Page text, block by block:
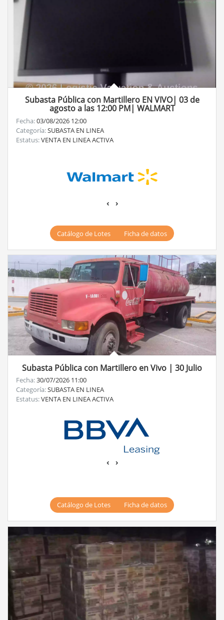
Subasta Pública con Martillero EN VIVO| 03 de
agosto a las 12:00 PM| WALMART
Fecha:03/08/2026 12:00
Categoría:SUBASTA EN LINEA
Estatus:VENTA EN LINEA ACTIVA
‹ ›
Catálogo de Lotes Ficha de datos
Subasta Pública con Martillero en Vivo | 30 Julio
Fecha:30/07/2026 11:00
Categoría:SUBASTA EN LINEA
Estatus:VENTA EN LINEA ACTIVA
‹ ›
Catálogo de Lotes Ficha de datos